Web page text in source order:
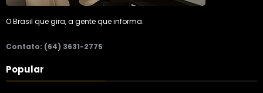
O Brasil que gira, a gente que informa.
Contato: (64) 3631-2775
Popular